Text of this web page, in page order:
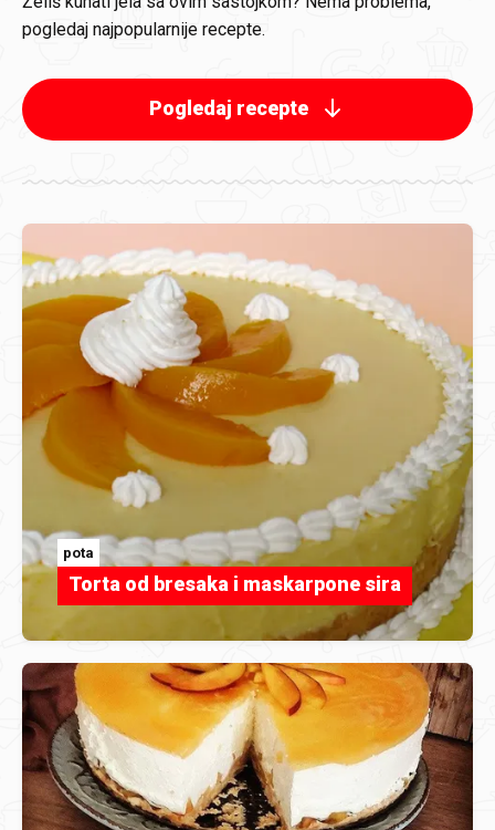
pogledaj najpopularnije recepte.
Pogledaj recepte
pota
Torta od bresaka i maskarpone sira